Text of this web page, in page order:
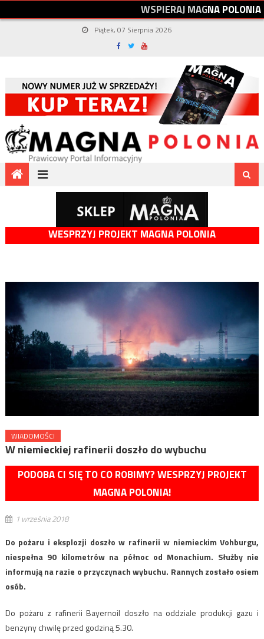
WSPIERAJMAGNAPOLONIA
Piątek, 07 Sierpnia 2026
WESPRZYJ PROJEKT MAGNA POLONIA
WIADOMOŚCI
W niemieckiej rafinerii doszło do wybuchu
PODOBA CI SIĘ TO CO ROBIMY? WESPRZYJ PROJEKT
MAGNA POLONIA!
1 września 2018
Do pożaru i eksplozji doszło w rafinerii w niemieckim Vohburgu,
niespełna 90 kilometrów na północ od Monachium. Służby nie
informują na razie o przyczynach wybuchu. Rannych zostało osiem
osób.
Do pożaru z rafinerii Bayernoil doszło na oddziale produkcji gazu i
benzyny chwilę przed godziną 5.30.